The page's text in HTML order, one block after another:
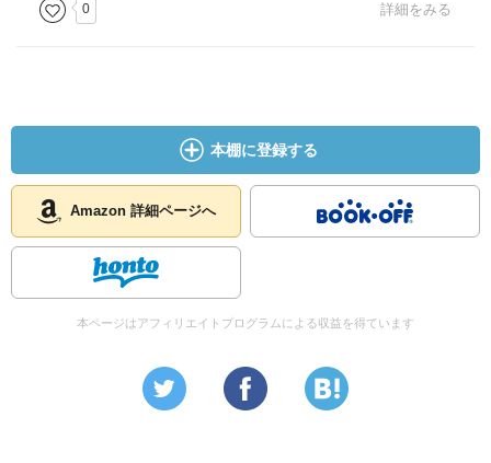
0 詳細をみる
本棚に登録する
Amazon 詳細ページへ
本ページはアフィリエイトプログラムによる収益を得ています